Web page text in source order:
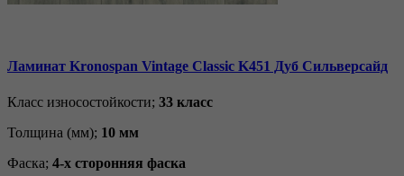
Ламинат Kronospan Vintage Classic K451 Дуб Сильверсайд
Класс износостойкости; 33 класс
Толщина (мм); 10 мм
Фаска; 4-х сторонняя фаска